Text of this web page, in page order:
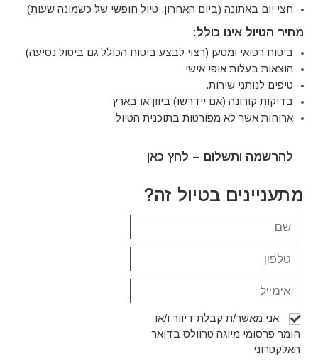
חצי יום באתונה (ביום האחרון, טיול חופשי של כשמונה שעות)
מחיר הטיול אינו כולל:
ביטוח רפואי ומטען (רצוי לבצע ביטוח הכולל גם ביטול נסיעה)
הוצאות בעלות אופי אישי
טיפים לנותני שירות.
בדיקות קורונה (אם יידרשו) ביוון או בארץ
ארוחות אשר לא מפורטות בתוכנית הטיול
להרשמה ותשלום – לחץ כאן
מתעניינים בטיול זה?
אני מאשר/ת קבלת דיוור ו/או
חומר פרסומי מיוגה טרוולס בדואר
האלקטרוני